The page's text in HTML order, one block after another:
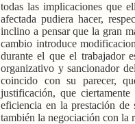
todas las implicaciones que
afectada pudiera hacer,
inclino a pensar que la gran
cambio introduce
durante el que el trabajador
organizativo y sancionador
coincido con su parecer,
justificación, que
eficiencia en la prestación de
también la negociación con la